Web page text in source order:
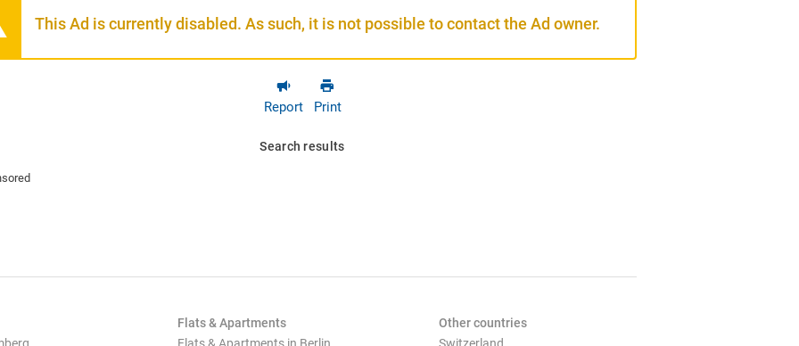
This Ad is currently disabled. As such, it is not possible to contact the Ad owner.
Report Print
Search results
Flats & Apartments
Other countries